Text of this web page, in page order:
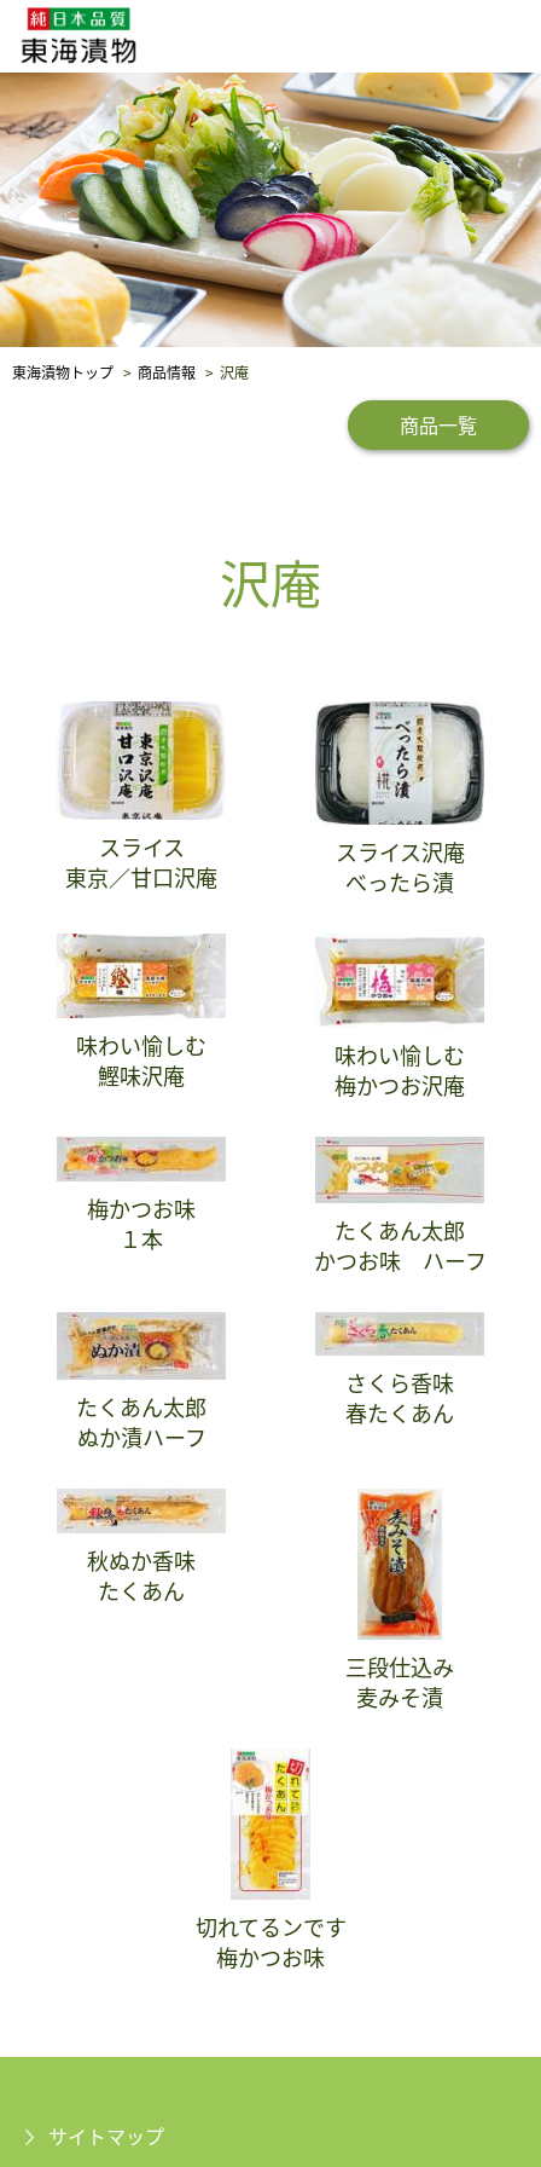
企業・採用情報 社会貢献 品質保証
東海漬物トップ 商品情報 沢庵
商品一覧
沢庵
スライス
東京／甘口沢庵
スライス沢庵
べったら漬
味わい愉しむ
鰹味沢庵
味わい愉しむ
梅かつお沢庵
梅かつお味
１本
たくあん太郎
かつお味 ハーフ
たくあん太郎
ぬか漬ハーフ
さくら香味
春たくあん
秋ぬか香味
たくあん
三段仕込み
麦みそ漬
切れてるンです
梅かつお味
サイトマップ